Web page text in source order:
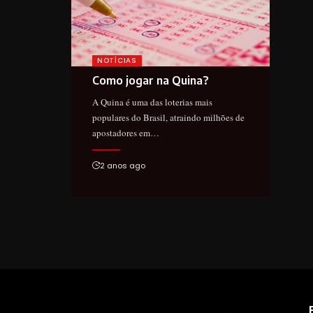
NOTÍCIAS
Como jogar na Quina?
A Quina é uma das loterias mais
populares do Brasil, atraindo milhões de
apostadores em…
2 anos ago